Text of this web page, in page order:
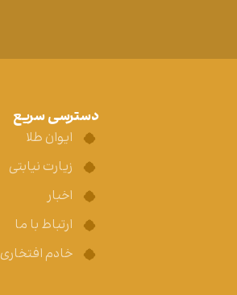
دسترسی سریع
ایوان طلا
زیارت نیابتی
اخبار
ارتباط با ما
خادم افتخاری